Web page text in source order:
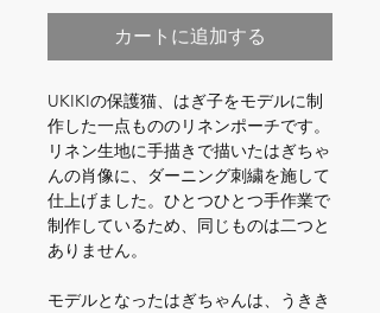
カートに追加する
UKIKIの保護猫、はぎ子をモデルに制
作した一点もののリネンポーチです。
リネン生地に手描きで描いたはぎちゃ
んの肖像に、ダーニング刺繍を施して
仕上げました。ひとつひとつ手作業で
制作しているため、同じものは二つと
ありません。
モデルとなったはぎちゃんは、うきき